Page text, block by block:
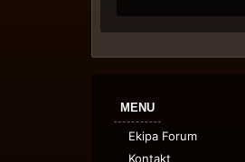
MENU
Ekipa Forum
Kontakt